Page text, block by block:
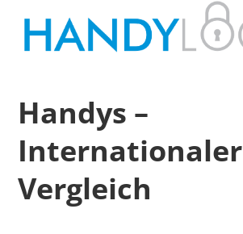
Handys –
Internationaler
Vergleich